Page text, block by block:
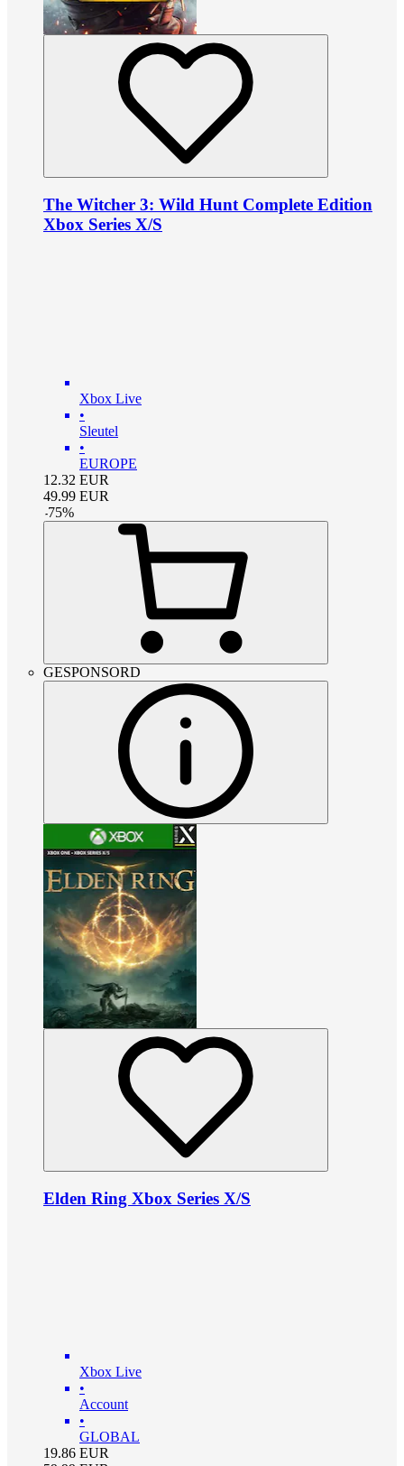
The Witcher 3: Wild Hunt Complete Edition
Xbox Series X/S
Xbox Live
•
Sleutel
•
EUROPE
12.32 EUR
49.99 EUR
-75%
GESPONSORD
Elden Ring Xbox Series X/S
Xbox Live
•
Account
•
GLOBAL
19.86 EUR